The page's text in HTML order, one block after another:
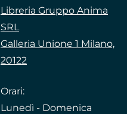
Libreria Gruppo Anima
SRL
Galleria Unione 1 Milano,
20122
Orari:
Lunedì - Domenica